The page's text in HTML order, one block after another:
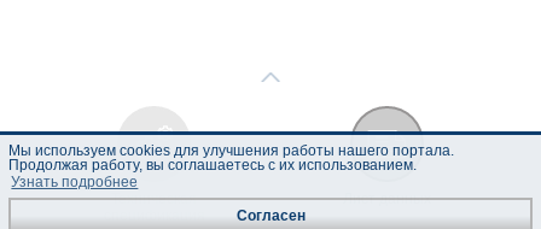
Техническая
Лист данных
Мы используем cookies для улучшения работы нашего портала.
Продолжая работу, вы соглашаетесь с их использованием.
Узнать подробнее
Согласен